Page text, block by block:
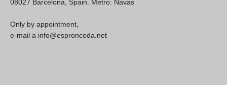
08027 Barcelona, Spain. Metro: Navas
Only by appointment,
e-mail a info@espronceda.net